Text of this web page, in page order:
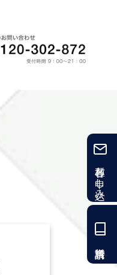
各種お申し込み